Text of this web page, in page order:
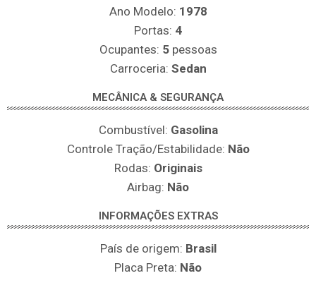
Ano Modelo: 1978
Portas: 4
Ocupantes: 5pessoas
Carroceria: Sedan
MECÂNICA & SEGURANÇA
Combustível: Gasolina
Controle Tração/Estabilidade: Não
Rodas: Originais
Airbag: Não
INFORMAÇÕES EXTRAS
País de origem: Brasil
Placa Preta: Não